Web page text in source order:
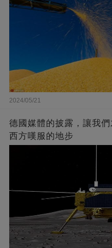
2024/05/21
德國媒體的披露，讓我
西方嘆服的地步